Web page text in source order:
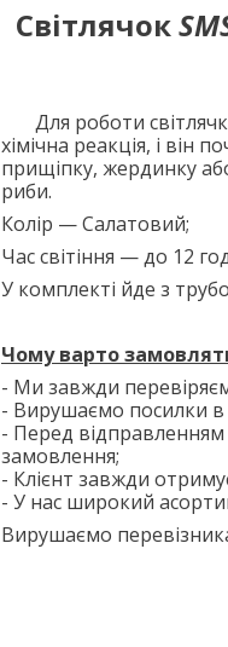
Світлячок
Для роботи
хімічна реакція, і він
прищіпку, жердинку
риби.
Колір — Салатовий;
Час світіння — до 12
У комплекті йде з
Чому варто
- Ми завжди
- Вирушаємо посилки
- Перед відправленням
замовлення;
- Клієнт завжди
- У нас широкий
Вирушаємо